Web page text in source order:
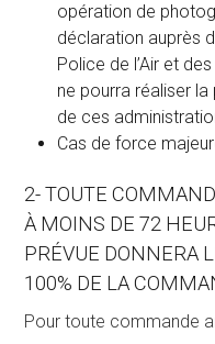
opération de
déclaration auprès
Police de l’Air et
ne pourra réaliser
de ces
Cas de force
2- TOUTE
À MOINS DE 72
PRÉVUE DONNERA
100% DE LA
Pour toute commande